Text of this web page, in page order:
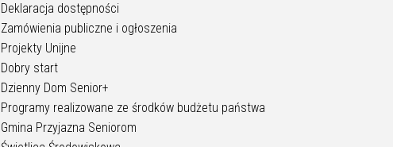
Deklaracja dostępności
Zamówienia publiczne i ogłoszenia
Projekty Unijne
Dobry start
Dzienny Dom Senior+
Programy realizowane ze środków budżetu państwa
Gmina Przyjazna Seniorom